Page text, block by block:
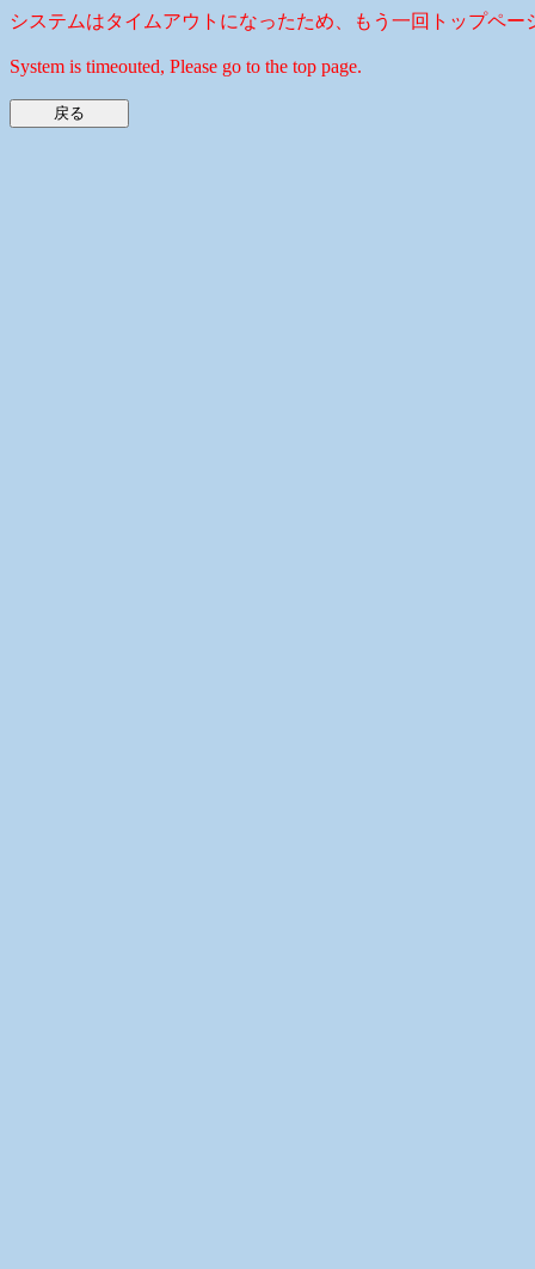
システムはタイムアウトになったため、もう一回トップペー
System is timeouted, Please go to the top page.